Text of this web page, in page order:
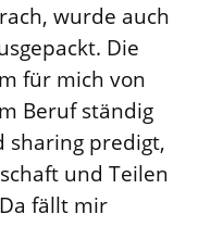
wurde auch
Die
für mich von
Beruf ständig
sharing predigt,
und Teilen
fällt mir